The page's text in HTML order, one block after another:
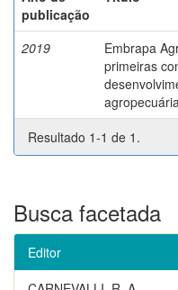
publicação
2019
Embrapa
primeiras
Resultado 1-1 de 1.
Busca facetada
Editor